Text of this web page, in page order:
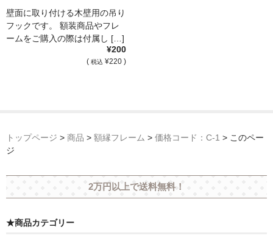
壁面に取り付ける木壁用の吊り
フックです。 額装商品やフレ
ームをご購入の際は付属し […]
¥200
( 税込 ¥220 )
トップページ > 商品 > 額縁フレーム > 価格コード：C-1 > このペー
ジ
2万円以上で送料無料！
★商品カテゴリー